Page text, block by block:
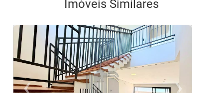
Imóveis Similares